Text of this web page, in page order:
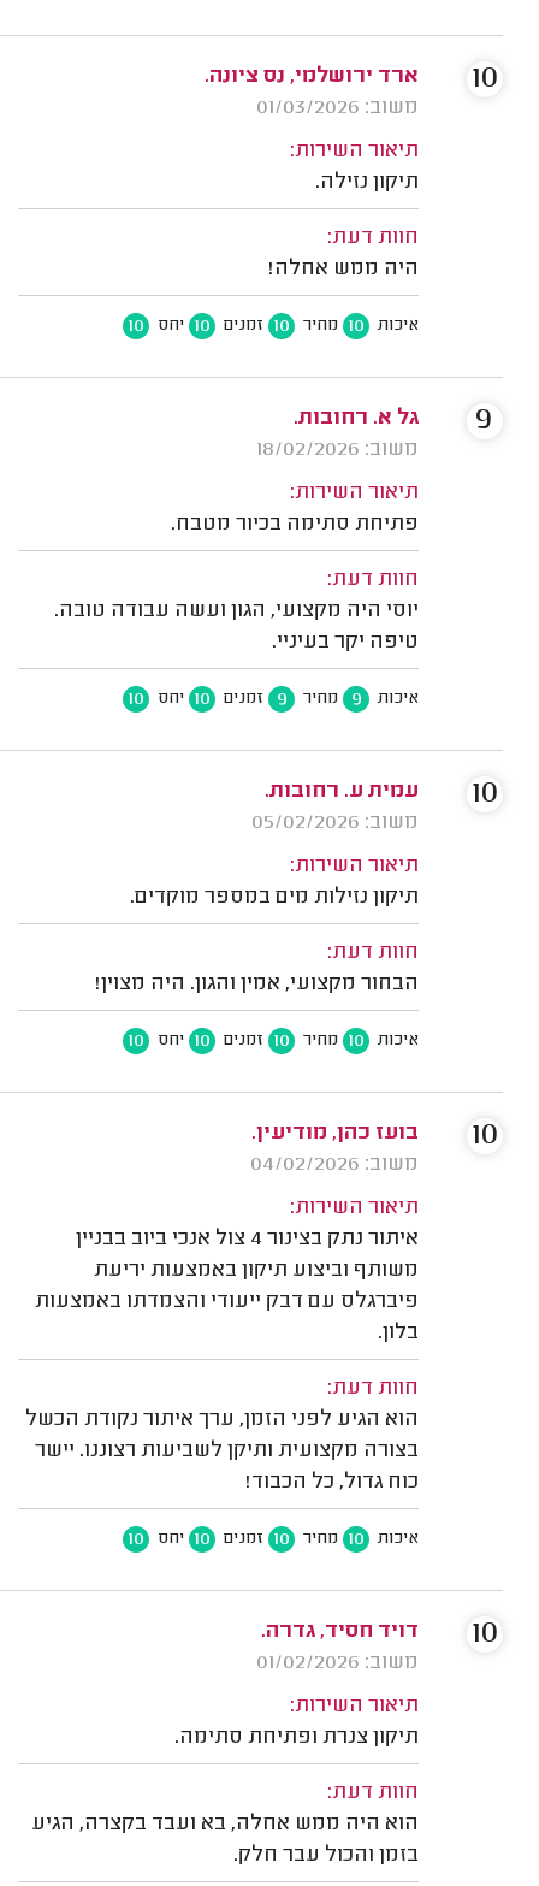
ארד ירושלמי, נס ציונה.
משוב: 01/03/2026
תיאור השירות:
תיקון נזילה.
חוות דעת:
היה ממש אחלה!
איכות 10 מחיר 10 זמנים 10 יחס 10
10
גל א. רחובות.
משוב: 18/02/2026
תיאור השירות:
פתיחת סתימה בכיור מטבח.
חוות דעת:
יוסי היה מקצועי, הגון ועשה עבודה טובה.
טיפה יקר בעיניי.
איכות 9 מחיר 9 זמנים 10 יחס 10
9
עמית ע. רחובות.
משוב: 05/02/2026
תיאור השירות:
תיקון נזילות מים במספר מוקדים.
חוות דעת:
הבחור מקצועי, אמין והגון. היה מצוין!
איכות 10 מחיר 10 זמנים 10 יחס 10
10
בועז כהן, מודיעין.
משוב: 04/02/2026
תיאור השירות:
איתור נתק בצינור 4 צול אנכי ביוב בבניין
משותף וביצוע תיקון באמצעות יריעת
פיברגלס עם דבק ייעודי והצמדתו באמצעות
בלון.
חוות דעת:
הוא הגיע לפני הזמן, ערך איתור נקודת הכשל
בצורה מקצועית ותיקן לשביעות רצוננו. יישר
כוח גדול, כל הכבוד!
איכות 10 מחיר 10 זמנים 10 יחס 10
10
דויד חסיד, גדרה.
משוב: 01/02/2026
תיאור השירות:
תיקון צנרת ופתיחת סתימה.
חוות דעת:
הוא היה ממש אחלה, בא ועבד בקצרה, הגיע
בזמן והכול עבר חלק.
10